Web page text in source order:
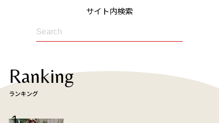
サイト内検索
Ranking
ランキング